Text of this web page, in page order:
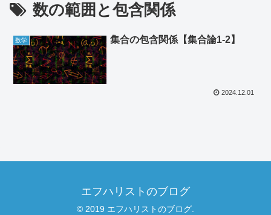
数の範囲と包含関係
数学 集合の包含関係【集合論1-2】
2024.12.01
エフハリストのブログ
© 2019 エフハリストのブログ.